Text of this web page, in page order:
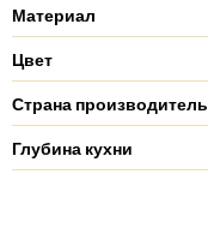
Материал
Цвет
Страна производитель
Глубина кухни